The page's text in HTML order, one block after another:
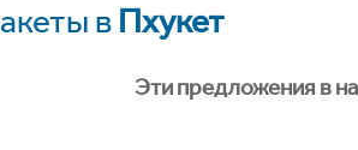
в Пхукет
Эти предложения в